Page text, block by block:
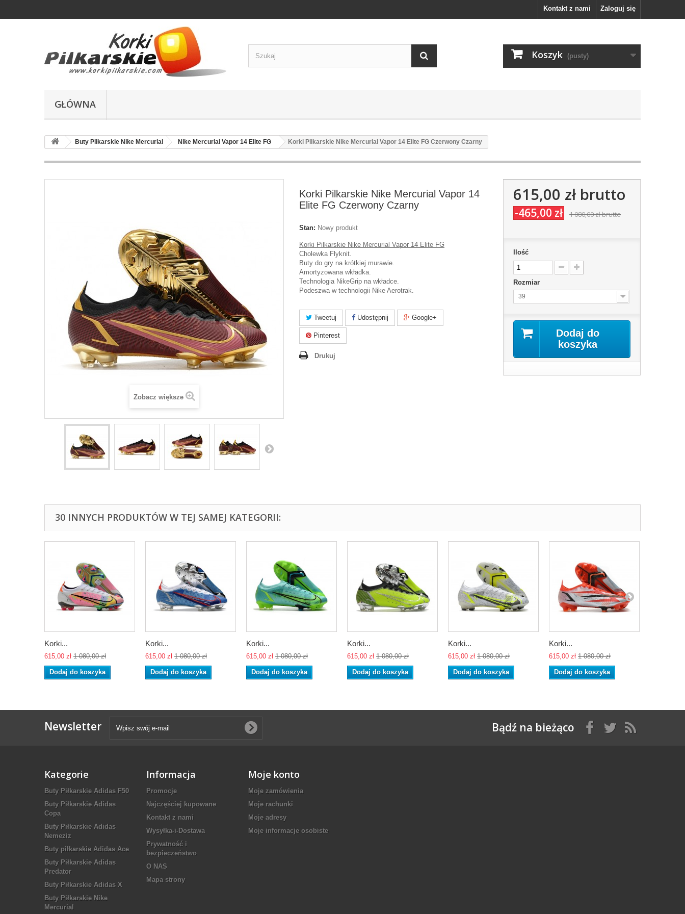
Zaloguj się
Kontakt z nami
Koszyk (pusty)
GŁÓWNA
Buty Piłkarskie Nike Mercurial Nike Mercurial Vapor 14 Elite FG Korki Pilkarskie Nike Mercurial Vapor 14 Elite FG Czerwony Czarny
Zobacz większe
Korki Pilkarskie Nike Mercurial Vapor 14
Elite FG Czerwony Czarny
Stan: Nowy produkt
Korki Pilkarskie Nike Mercurial Vapor 14 Elite FG
Cholewka Flyknit.
Buty do gry na krótkiej murawie.
Amortyzowana wkładka.
Technologia NikeGrip na wkładce.
Podeszwa w technologii Nike Aerotrak.
Tweetuj Udostępnij Google+
Pinterest
Drukuj
615,00 złbrutto
-465,00 zł 1 080,00 złbrutto
Ilość
Rozmiar
39
Dodaj do
koszyka
30 INNYCH PRODUKTÓW W TEJ SAMEJ KATEGORII:
Korki...
615,00 zł 1 080,00 zł
Dodaj do koszyka
Korki...
615,00 zł 1 080,00 zł
Dodaj do koszyka
Korki...
615,00 zł 1 080,00 zł
Dodaj do koszyka
Korki...
615,00 zł 1 080,00 zł
Dodaj do koszyka
Korki...
615,00 zł 1 080,00 zł
Dodaj do koszyka
Korki...
615,00 zł 1 080,00 zł
Dodaj do koszyka
Newsletter Bądź na bieżąco
Kategorie
Buty Piłkarskie Adidas F50
Buty Piłkarskie Adidas
Copa
Buty Piłkarskie Adidas
Nemeziz
Buty piłkarskie Adidas Ace
Buty Piłkarskie Adidas
Predator
Buty Piłkarskie Adidas X
Buty Piłkarskie Nike
Mercurial
Informacja
Promocje
Najczęściej kupowane
Kontakt z nami
Wysyłka-i-Dostawa
Prywatność i
bezpieczeństwo
O NAS
Mapa strony
Moje konto
Moje zamówienia
Moje rachunki
Moje adresy
Moje informacje osobiste